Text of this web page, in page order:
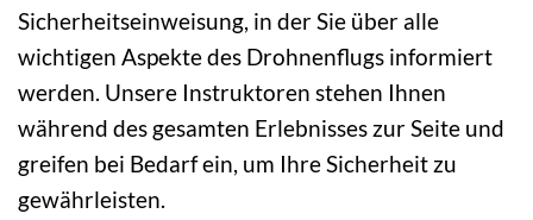
Sicherheitseinweisung, in der Sie über alle
wichtigen Aspekte des Drohnenflugs informiert
werden. Unsere Instruktoren stehen Ihnen
während des gesamten Erlebnisses zur Seite und
greifen bei Bedarf ein, um Ihre Sicherheit zu
gewährleisten.